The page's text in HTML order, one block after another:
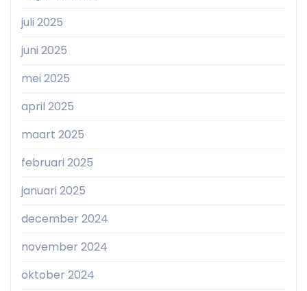
juli 2025
juni 2025
mei 2025
april 2025
maart 2025
februari 2025
januari 2025
december 2024
november 2024
oktober 2024